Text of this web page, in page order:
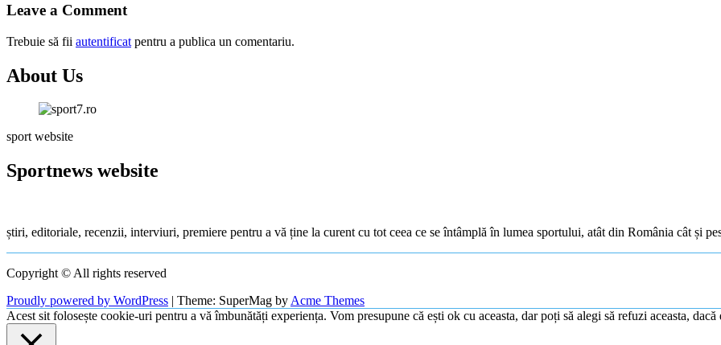
Leave a Comment
Trebuie să fii autentificat pentru a publica un comentariu.
About Us
sport website
Sportnews website
știri, editoriale, recenzii, interviuri, premiere pentru a vă ține la curent cu tot ceea ce se întâmplă în lumea sportului, atât din România cât și
Copyright © All rights reserved
Proudly powered by WordPress | Theme: SuperMag by Acme Themes
Acest sit folosește cookie-uri pentru a vă îmbunătăți experiența. Vom presupune că ești ok cu aceasta, dar poți să alegi să refuzi aceasta, dacă